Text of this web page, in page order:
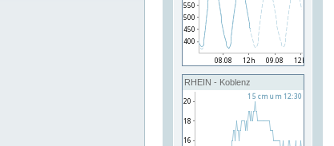
RHEIN - Koblenz